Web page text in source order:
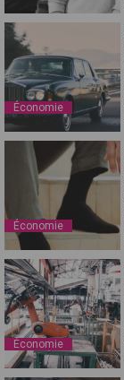
Économie
Économie
Économie